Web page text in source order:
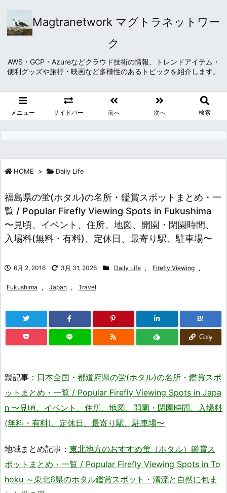
Magtranetwork マグトラネットワー
ク
AWS・GCP・Azureなどクラウド技術の情報、トレンドアイテム・
便利グッズや旅行・映画など多様性のあるトピックを紹介します。
メニュー サイドバー 前へ 次へ 検索
HOME > Daily Life
福島県の蛍(ホタル)の名所・鑑賞スポットまとめ・一
覧 / Popular Firefly Viewing Spots in Fukushima
〜見頃、イベント、住所、地図、開園・閉園時間、
入場料(無料・有料)、定休日、最寄り駅、駐車場〜
6月 2, 2016 3月 31, 2026 Daily Life , Firefly Viewing ,
Fukushima , Japan , Travel
B!
Copy
親記事： 日本全国・都道府県の蛍(ホタル)の名所・鑑賞スポ
ットまとめ・一覧 / Popular Firefly Viewing Spots in Japa
n 〜見頃、イベント、住所、地図、開園・閉園時間、入場料
(無料・有料)、定休日、最寄り駅、駐車場〜
地域まとめ記事： 東北地方のおすすめ蛍（ホタル）鑑賞ス
ポットまとめ・一覧 / Popular Firefly Viewing Spots in To
hoku ～東北6県のホタル鑑賞スポット・清流と自然に包ま